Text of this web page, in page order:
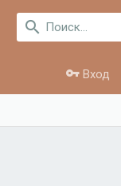
Вход